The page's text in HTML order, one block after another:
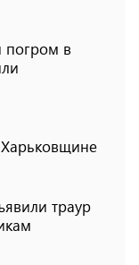
погром в
траур